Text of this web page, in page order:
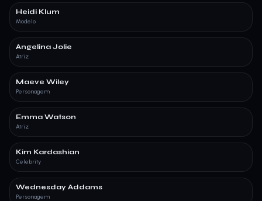
Heidi Klum
Modelo
Angelina Jolie
Atriz
Maeve Wiley
Personagem
Emma Watson
Atriz
Kim Kardashian
Celebrity
Wednesday Addams
Personagem